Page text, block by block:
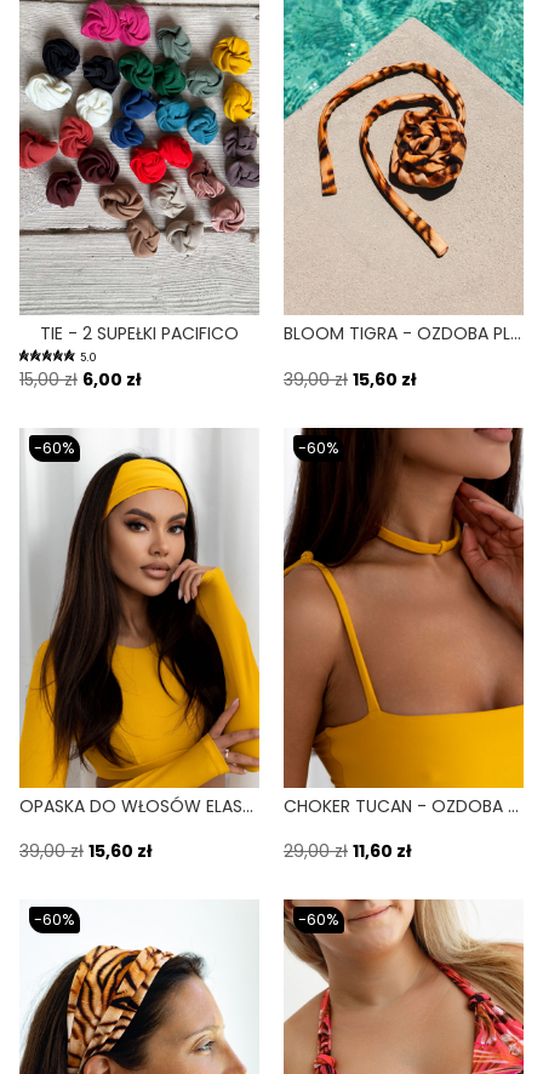
TIE - 2 SUPEŁKI PACIFICO
5.0
15,00 zł 6,00 zł
BLOOM TIGRA - OZDOBA PLAŻOWA DO WIĄZANIA PRINT
39,00 zł 15,60 zł
-60%
OPASKA DO WŁOSÓW ELASTYCZNA BANDA ŻÓŁTY TUCAN
39,00 zł 15,60 zł
-60%
CHOKER TUCAN - OZDOBA NA SZYJĘ ŻÓŁTY
29,00 zł 11,60 zł
-60% -60%